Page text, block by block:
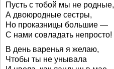
Пусть с тобой мы не родные,
А двоюродные сестры,
Но проказницы большие —
С нами совладать непросто!
В день варенья я желаю,
Чтобы ты не унывала